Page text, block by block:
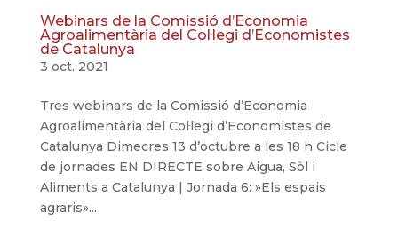
Webinars de la Comissió d’Economia
Agroalimentària del Col·legi d’Economistes
de Catalunya
3 oct. 2021
Tres webinars de la Comissió d’Economia
Agroalimentària del Col·legi d’Economistes de
Catalunya Dimecres 13 d’octubre a les 18 h Cicle
de jornades EN DIRECTE sobre Aigua, Sòl i
Aliments a Catalunya | Jornada 6: »Els espais
agraris»...